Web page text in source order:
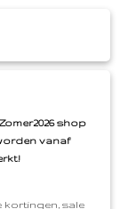
trendy. Een
en is
fijne en
zit.
reguleren.
shop
vanaf
kortingen, sale